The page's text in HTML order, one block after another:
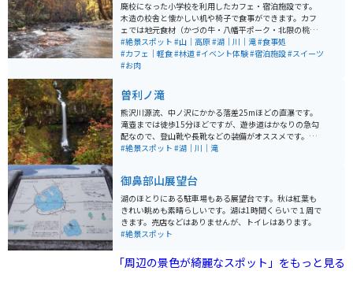
廃校になった小学校を利用したカフェ・宿泊施設です。
木造の校舎と懐かしい机や椅子で食事ができます。カフ
ェでは地元食材（かづの牛・八幡平ポーク・北限の桃）
をメニューに取り入れています。施設は主だった道路沿
いにあり、アクセスしやすいです。施設のすぐ外から散
策道が整備されていて、林と滝を楽しめます。観光名所
#絶景スポット #山｜高原#湖｜川｜滝#食事処
#カフェ｜軽食#林道#イベント体験#宿泊施設#スイーツ
#お肉
曽利ノ滝
熊沢川源流、中ノ沢にかかる落差25mほどの直瀑です。
滝壺までは徒歩15分ほどですが、遊歩道はかなりの急勾
配なので、登山靴や長靴などの装備がオススメです。夏
には緑に囲まれてマイナスイオンを感じることができ、
#絶景スポット #湖｜川｜滝
御鼻部山展望台
湖のほとりにある駐車場もある展望台です。秋は紅葉も
きれい眺めも素晴らしいです。湖は1時間くらいで１周で
きます。売店などはありませんが、トイレはあります。
#絶景スポット
「周辺の景色が綺麗なスポット」をもっと見る